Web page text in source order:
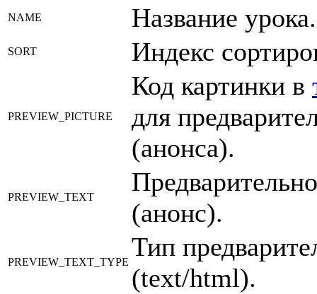
NAME Название урока.
SORT Индекс
PREVIEW_PICTURE
Код картинки в
для
(анонса).
PREVIEW_TEXT
(анонс).
PREVIEW_TEXT_TYPE
Тип
(text/html).